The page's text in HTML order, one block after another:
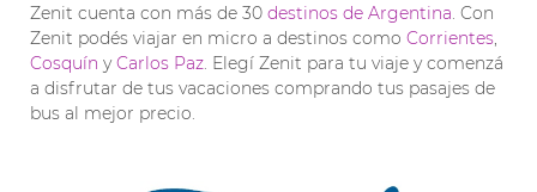
Zenit cuenta con más de 30 destinos de Argentina. Con
Zenit podés viajar en micro a destinos como Corrientes,
Cosquín yCarlos Paz. Elegí Zenit para tu viaje y comenzá
a disfrutar de tus vacaciones comprando tus pasajes de
bus al mejor precio.